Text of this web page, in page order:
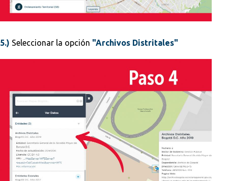
5.) Seleccionar la opción "Archivos Distritales"​